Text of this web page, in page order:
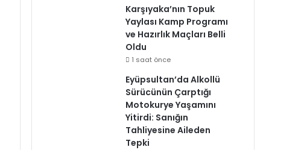
Karşıyaka’nın Topuk
Yaylası Kamp Programı
ve Hazırlık Maçları Belli
Oldu
1 saat önce
Eyüpsultan’da Alkollü
Sürücünün Çarptığı
Motokurye Yaşamını
Yitirdi: Sanığın
Tahliyesine Aileden
Tepki